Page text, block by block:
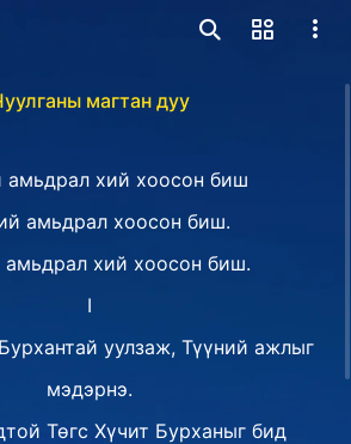
магтан дуу
амьдрал хий хоосон биш
амьдрал хоосон биш.
хий хоосон биш.
I
уулзаж, Түүний ажлыг
мэдэрнэ.
Төгс Хүчит Бурханыг бид